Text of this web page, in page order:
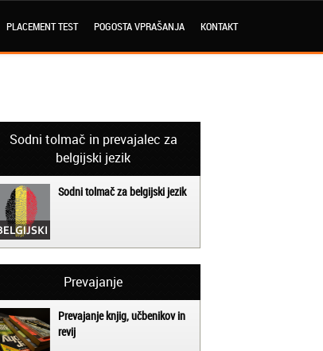
PLACEMENT TEST POGOSTA VPRAŠANJA KONTAKT
Sodni tolmač in prevajalec za
belgijski jezik
Sodni tolmač za belgijski jezik
Prevajanje
Prevajanje knjig, učbenikov in
revij